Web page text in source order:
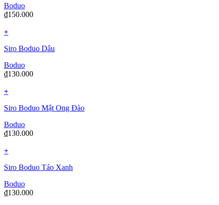
Boduo
₫150.000
+
Siro Boduo Dâu
Boduo
₫130.000
+
Siro Boduo Mật Ong Đào
Boduo
₫130.000
+
Siro Boduo Táo Xanh
Boduo
₫130.000